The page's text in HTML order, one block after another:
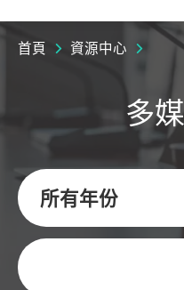
首頁 資源中心
多
所有年份
關鍵字